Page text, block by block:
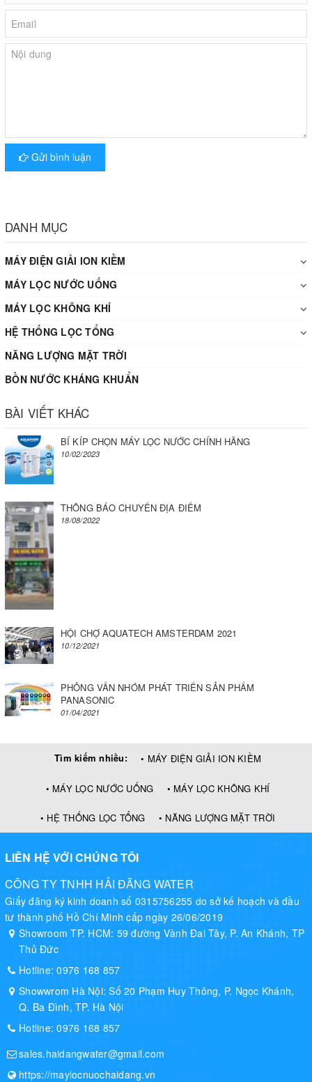
Gửi bình luận
DANH MỤC
MÁY ĐIỆN GIẢI ION KIỀM
MÁY LỌC NƯỚC UỐNG
MÁY LỌC KHÔNG KHÍ
HỆ THỐNG LỌC TỔNG
NĂNG LƯỢNG MẶT TRỜI
BỒN NƯỚC KHÁNG KHUẨN
BÀI VIẾT KHÁC
BÍ KÍP CHỌN MÁY LỌC NƯỚC CHÍNH HÃNG
10/02/2023
THÔNG BÁO CHUYỂN ĐỊA ĐIỂM
18/08/2022
HỘI CHỢ AQUATECH AMSTERDAM 2021
10/12/2021
PHỎNG VẤN NHÓM PHÁT TRIỂN SẢN PHẨM
PANASONIC
01/04/2021
Tìm kiếm nhiều: • MÁY ĐIỆN GIẢI ION KIỀM
• MÁY LỌC NƯỚC UỐNG • MÁY LỌC KHÔNG KHÍ
• HỆ THỐNG LỌC TỔNG • NĂNG LƯỢNG MẶT TRỜI
LIÊN HỆ VỚI CHÚNG TÔI
CÔNG TY TNHH HẢI ĐĂNG WATER
Giấy đăng ký kinh doanh số 0315756255 do sở kế hoạch và đầu
tư thành phố Hồ Chí Minh cấp ngày 26/06/2019
Showroom TP. HCM: 59 đường Vành Đai Tây, P. An Khánh, TP
Thủ Đức
Hotline:0976 168 857
Showwrom Hà Nội: Số 20 Phạm Huy Thông, P. Ngọc Khánh,
Q. Ba Đình, TP. Hà Nội
Hotline:0976 168 857
sales.haidangwater@gmail.com
https://maylocnuochaidang.vn